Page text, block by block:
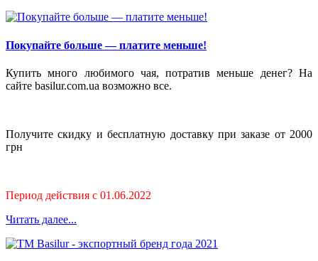
Покупайте больше — платите меньше!
Купить много любимого чая, потратив меньше денег? На
сайте basilur.com.ua возможно все.
Получите скидку и бесплатную доставку при заказе от 2000
грн
Период действия с 01.06.2022
Читать далее...